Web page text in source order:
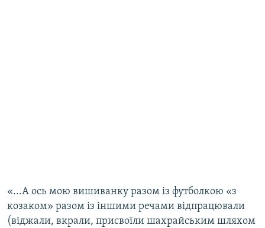
«...А ось мою вишиванку разом із футболкою «з
козаком» разом із іншими речами відпрацювали
(віджали, вкрали, присвоїли шахрайським шляхом